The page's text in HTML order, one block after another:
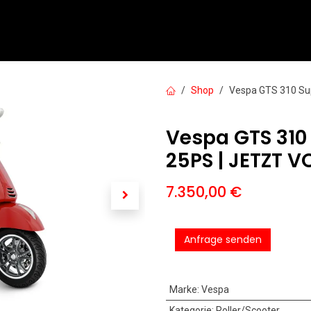
Shop Vespa GTS 310
Vespa GTS
25PS | JETZT
7.350,00 €
Anfrage senden
Marke: Vespa